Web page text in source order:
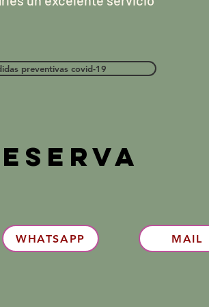
preventivas covid-19
WHATSAPP MAIL